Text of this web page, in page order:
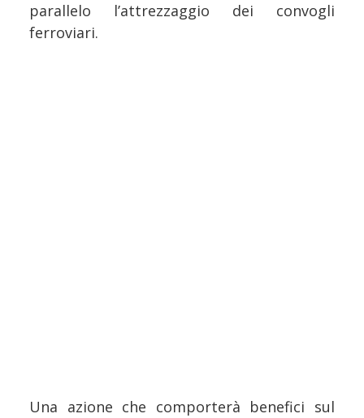
parallelo l’attrezzaggio dei convogli
ferroviari.
Una azione che comporterà benefici sul